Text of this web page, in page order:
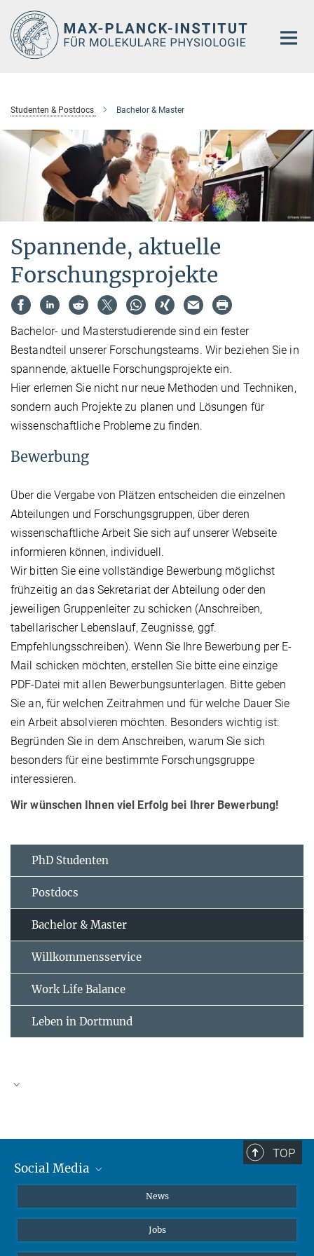
Hauptinhalt
Studenten & Postdocs Bachelor & Master
Spannende, aktuelle
Forschungsprojekte
Bachelor- und Masterstudierende sind ein fester
Bestandteil unserer Forschungsteams. Wir beziehen Sie in
spannende, aktuelle Forschungsprojekte ein.
Hier erlernen Sie nicht nur neue Methoden und Techniken,
sondern auch Projekte zu planen und Lösungen für
wissenschaftliche Probleme zu finden.
Bewerbung
Über die Vergabe von Plätzen entscheiden die einzelnen
Abteilungen und Forschungsgruppen, über deren
wissenschaftliche Arbeit Sie sich auf unserer Webseite
informieren können, individuell.
Wir bitten Sie eine vollständige Bewerbung möglichst
frühzeitig an das Sekretariat der Abteilung oder den
jeweiligen Gruppenleiter zu schicken (Anschreiben,
tabellarischer Lebenslauf, Zeugnisse, ggf.
Empfehlungsschreiben). Wenn Sie Ihre Bewerbung per E-
Mail schicken möchten, erstellen Sie bitte eine einzige
PDF-Datei mit allen Bewerbungsunterlagen. Bitte geben
Sie an, für welchen Zeitrahmen und für welche Dauer Sie
ein Arbeit absolvieren möchten. Besonders wichtig ist:
Begründen Sie in dem Anschreiben, warum Sie sich
besonders für eine bestimmte Forschungsgruppe
interessieren.
Wir wünschen Ihnen viel Erfolg bei Ihrer Bewerbung!
PhD Studenten
Postdocs
Bachelor & Master
Willkommensservice
Work Life Balance
Leben in Dortmund
TOP
Social Media
X
Facebook
News
Jobs